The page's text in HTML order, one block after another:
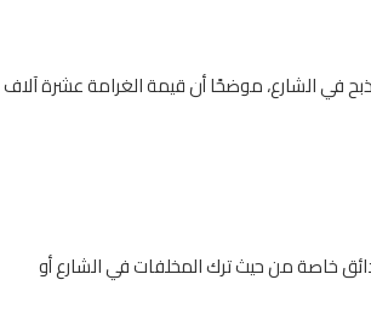
في الشارع، موضحًا أن قيمة الغرامة عشرة آلاف
خاصة من حيث ترك المخلفات في الشارع أو